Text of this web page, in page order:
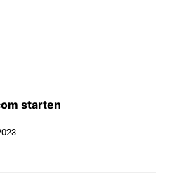
starten